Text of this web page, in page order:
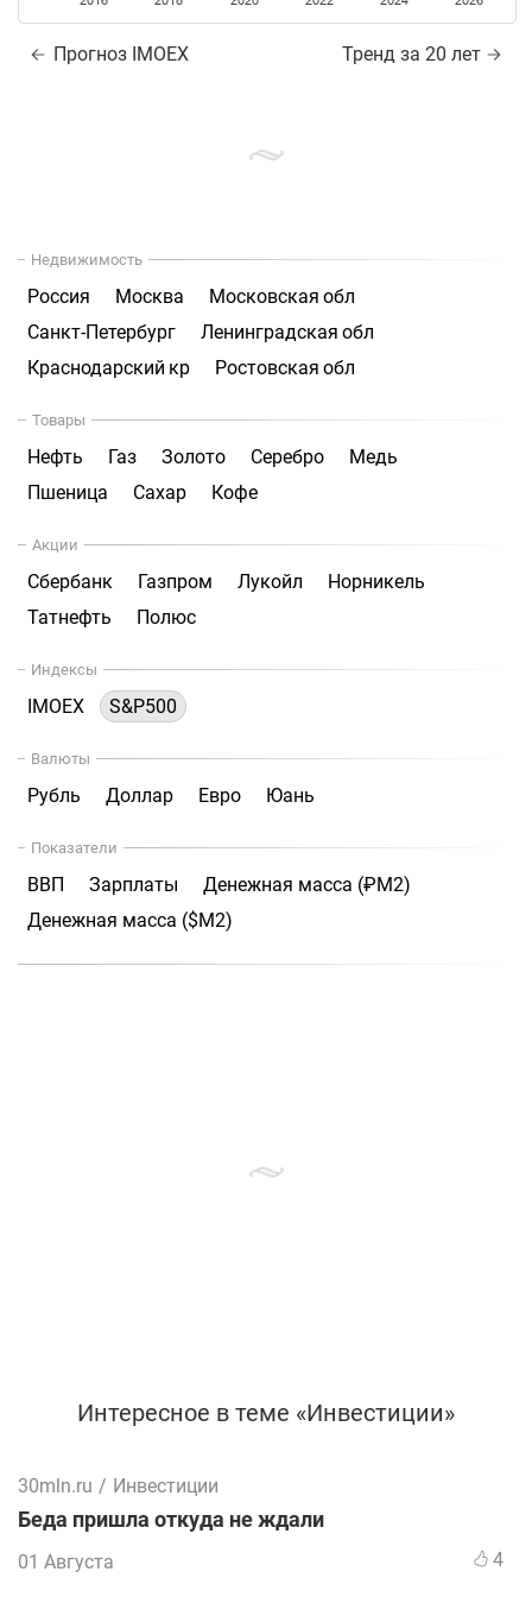
Прогноз IMOEX Тренд за 20 лет
Недвижимость
Россия Москва
Московская обл
Санкт-Петербург
Ленинградская обл
Краснодарский кр
Ростовская обл
Товары
Нефть Газ Золото Серебро
Медь
Пшеница
Сахар Кофе
Акции
Сбербанк Газпром Лукойл
Норникель
Татнефть
Полюс
Индексы
IMOEX S&P500
Валюты
Рубль Доллар Евро Юань
Показатели
ВВП Зарплаты
Денежная масса (₽М2)
Денежная масса ($М2)
Интересное в теме «Инвестиции»
30mln.ru / Инвестиции
Беда пришла откуда не ждали
01 Августа 4